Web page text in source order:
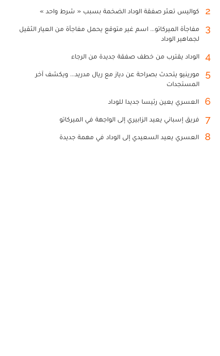
2 كواليس تعثر صفقة الوداد الضخمة بسبب « شرط واحد »
3
مفاجأة الميركاتو... اسم غير متوقع يحمل مفاجأة من العيار الثقيل
لجماهير الوداد
4 الوداد يقترب من خطف صفقة جديدة من الرجاء
5
مورينيو يتحدث بصراحة عن دياز مع ريال مدريد... ويكشف آخر
المستجدات
6 العسري يعين رئيسا جديدا للوداد
7 فريق إسباني يعيد الزابيري إلى الواجهة في الميركاتو
8 العسري يعيد السعيدي إلى الوداد في مهمة جديدة